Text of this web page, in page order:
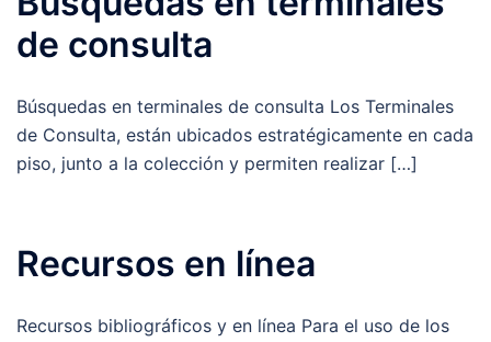
de consulta
Búsquedas en terminales de consulta Los Terminales
de Consulta, están ubicados estratégicamente en cada
piso, junto a la colección y permiten realizar […]
Recursos en línea
Recursos bibliográficos y en línea Para el uso de los